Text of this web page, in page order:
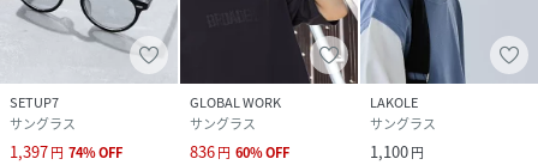
SETUP7
サングラス
1,397円 74%OFF
GLOBAL WORK
サングラス
836円 60%OFF
LAKOLE
サングラス
1,100円